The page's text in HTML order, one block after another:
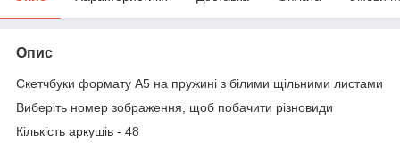
Опис
Скетчбуки формату А5 на пружині з білими щільними листами
Виберіть номер зображення, щоб побачити різновиди
Кількість аркушів - 48